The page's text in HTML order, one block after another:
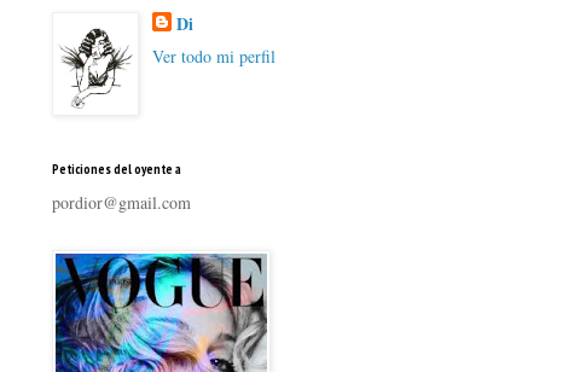
Di
Ver todo mi perfil
Peticiones del oyente a
pordior@gmail.com